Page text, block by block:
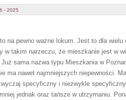
- 2025
na pewno ważne lokum. Jest to dla wielu
w takim narzeczu, że mieszkanie jest w
sama nazwa typu Mieszkania w
ma nawet najmniejszych niepewności.
specyficzny i niezwykle
jednak oraz tańsze w utrzymaniu.